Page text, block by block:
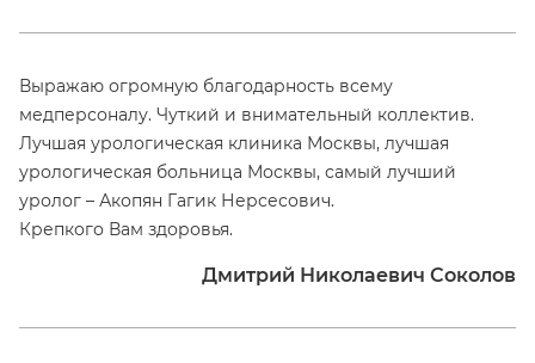
Выражаю огромную благодарность всему
медперсоналу. Чуткий и внимательный коллектив.
Лучшая урологическая клиника Москвы, лучшая
урологическая больница Москвы, самый лучший
уролог – Акопян Гагик Нерсесович.
Крепкого Вам здоровья.
Дмитрий Николаевич Соколов